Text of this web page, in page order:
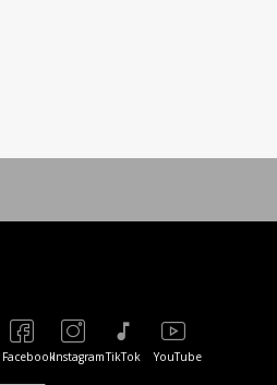
FacebookInstagramTikTok YouTube